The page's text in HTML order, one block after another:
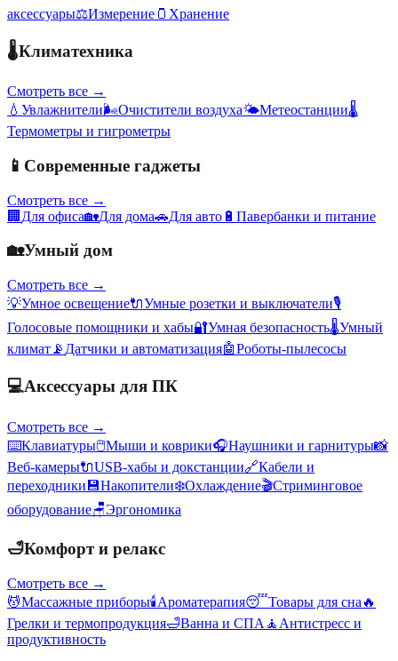
аксессуары⚖️Измерение 🫙 Хранение
🌡️Климатехника
Смотреть все →
💧 Увлажнители🌬️Очистители воздуха🌤️Метеостанции🌡️
Термометры и гигрометры
📱 Современные гаджеты
Смотреть все →
🏢 Для офиса🏡Для дома🚗Для авто 🔋 Павербанки и питание
🏡Умный дом
Смотреть все →
💡Умное освещение🔌Умные розетки и выключатели🎙️
Голосовые помощники и хабы🔐Умная безопасность🌡️Умный
климат 📡 Датчики и автоматизация🤖Роботы-пылесосы
💻Аксессуары для ПК
Смотреть все →
⌨️Клавиатуры🖱️Мыши и коврики🎧Наушники и гарнитуры📸
Веб-камеры🔌USB-хабы и докстанции🔗Кабели и
переходники 💾Накопители❄️Охлаждение🎬Стриминговое
оборудование🪑Эргономика
🛁Комфорт и релакс
Смотреть все →
💆Массажные приборы🕯️Ароматерапия😴Товары для сна 🔥
Грелки и термопродукция🛁Ванна и СПА 🧘 Антистресс и
продуктивность